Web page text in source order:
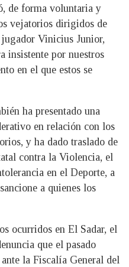
de forma voluntaria y
vejatorios dirigidos de
Vinicius Junior,
insistente por nuestros
en el que estos se
ha presentado una
en relación con los
y ha dado traslado de
contra la Violencia, el
en el Deporte, a
a quienes los
ocurridos en El Sadar, el
que el pasado
la Fiscalía General del